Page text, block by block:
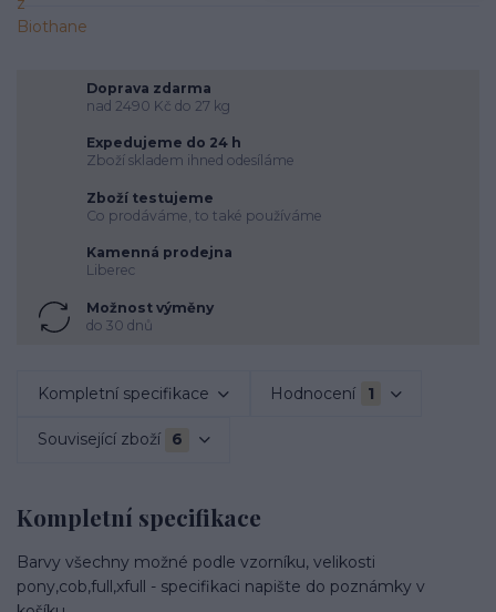
Doprava zdarma
nad 2490 Kč do 27 kg
Expedujeme do 24 h
Zboží skladem ihned odesíláme
Zboží testujeme
Co prodáváme, to také používáme
Kamenná prodejna
Liberec
Možnost výměny
do 30 dnů
Kompletní specifikace Hodnocení 1
Související zboží 6
Kompletní specifikace
Barvy všechny možné podle vzorníku, velikosti
pony,cob,full,xfull - specifikaci napište do poznámky v